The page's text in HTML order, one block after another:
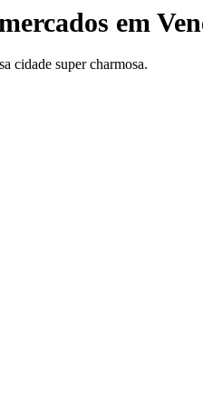
em
cidade super charmosa.